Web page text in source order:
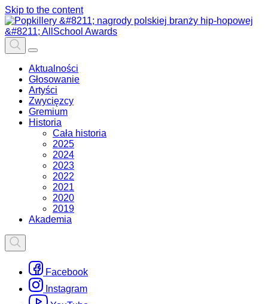
Skip to the content
Aktualności
Głosowanie
Artyści
Zwycięzcy
Gremium
Historia
Cała historia
2025
2024
2023
2022
2021
2020
2019
Akademia
Facebook
Instagram